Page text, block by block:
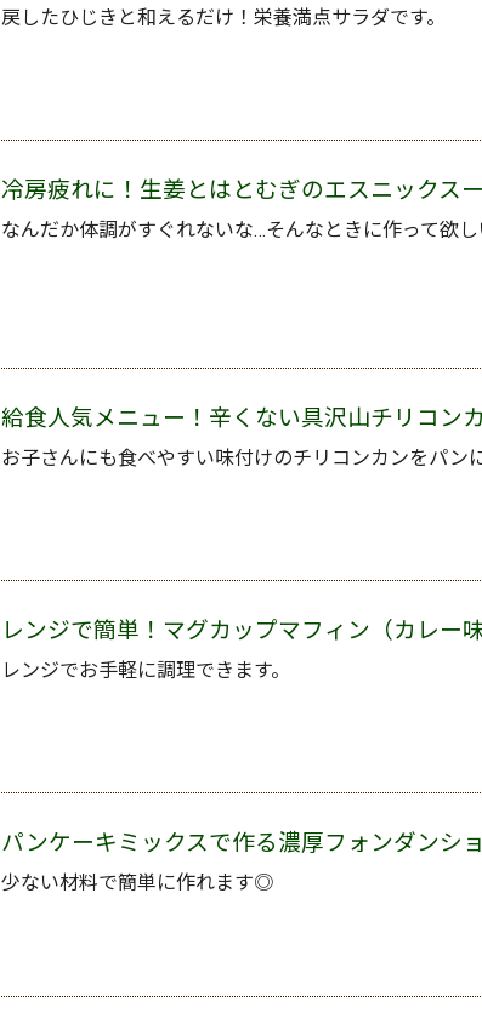
戻したひじきと和えるだけ！栄養満点サラダです。
冷房疲れに！生姜とはとむぎのエスニックス
なんだか体調がすぐれないな…そんなときに作って欲
給食人気メニュー！辛くない具沢山チリコン
お子さんにも食べやすい味付けのチリコンカンをパン
レンジで簡単！マグカップマフィン（カレー味
レンジでお手軽に調理できます。
パンケーキミックスで作る濃厚フォンダンシ
少ない材料で簡単に作れます◎